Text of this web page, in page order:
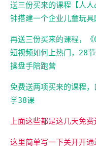
送三份买来的课程【人
钟搭建一个企业儿童玩具
再送三份买来的课程，
短视频如何上热门，28
操盘手陪跑营
免费送两项买来的课程
学38课
上面这些都是这几天免
这里简单写一下关开开通